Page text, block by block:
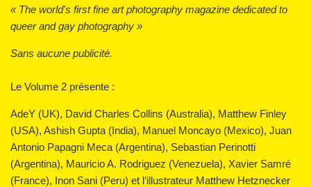
« The world's first fine art photography magazine dedicated to
queer and gay photography »
Sans aucune publicité.
Le Volume 2 présente :
AdeY (UK), David Charles Collins (Australia), Matthew Finley
(USA), Ashish Gupta (India), Manuel Moncayo (Mexico), Juan
Antonio Papagni Meca (Argentina), Sebastian Perinotti
(Argentina), Mauricio A. Rodriguez (Venezuela), Xavier Samré
(France), Inon Sani (Peru) et l’illustrateur Matthew Hetznecker